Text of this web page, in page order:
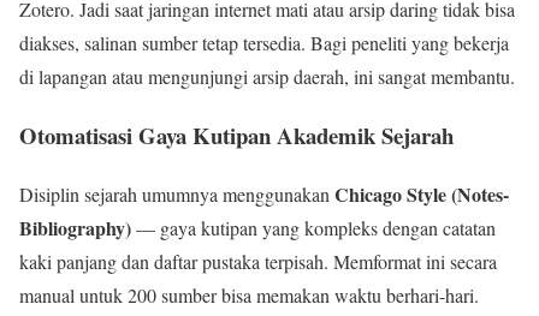
Zotero. Jadi saat jaringan internet mati atau arsip daring tidak bisa
diakses, salinan sumber tetap tersedia. Bagi peneliti yang bekerja
di lapangan atau mengunjungi arsip daerah, ini sangat membantu.
Otomatisasi Gaya Kutipan Akademik Sejarah
Disiplin sejarah umumnya menggunakan Chicago Style (Notes-
Bibliography)— gaya kutipan yang kompleks dengan catatan
kaki panjang dan daftar pustaka terpisah. Memformat ini secara
manual untuk 200 sumber bisa memakan waktu berhari-hari.